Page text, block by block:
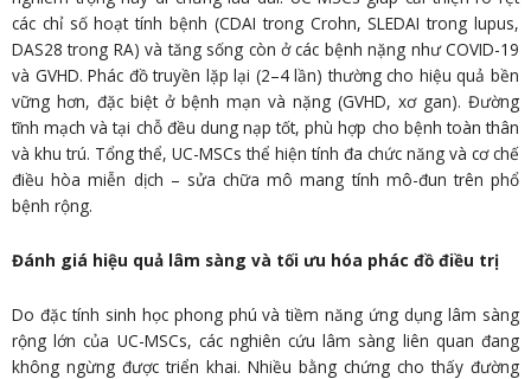
các chỉ số hoạt tính bệnh (CDAI trong Crohn, SLEDAI trong lupus,
DAS28 trong RA) và tăng sống còn ở các bệnh nặng như COVID-19
và GVHD. Phác đồ truyền lặp lại (2–4 lần) thường cho hiệu quả bền
vững hơn, đặc biệt ở bệnh mạn và nặng (GVHD, xơ gan). Đường
tĩnh mạch và tại chỗ đều dung nạp tốt, phù hợp cho bệnh toàn thân
và khu trú. Tổng thể, UC-MSCs thể hiện tính đa chức năng và cơ chế
điều hòa miễn dịch – sửa chữa mô mang tính mô-đun trên phổ
bệnh rộng.
Đánh giá hiệu quả lâm sàng và tối ưu hóa phác đồ điều trị
Do đặc tính sinh học phong phú và tiềm năng ứng dụng lâm sàng
rộng lớn của UC-MSCs, các nghiên cứu lâm sàng liên quan đang
không ngừng được triển khai. Nhiều bằng chứng cho thấy đường